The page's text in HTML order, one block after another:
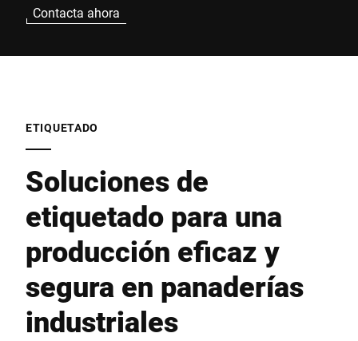
Contacta ahora
ETIQUETADO
Soluciones de
etiquetado para una
producción eficaz y
segura en panaderías
industriales